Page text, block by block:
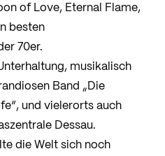
of Love, Eternal Flame,
besten
70er.
musikalisch
Band „Die
und vielerorts auch
Dessau.
die Welt sich noch